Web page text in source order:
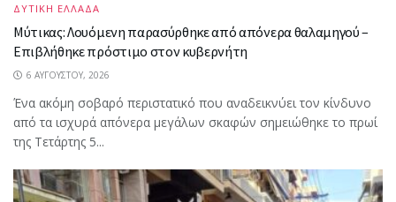
ΔΥΤΙΚΗ ΕΛΛΑΔΑ
Μύτικας: Λουόμενη παρασύρθηκε από απόνερα θαλαμηγού –
Επιβλήθηκε πρόστιμο στον κυβερνήτη
6 ΑΥΓΟΎΣΤΟΥ, 2026
Ένα ακόμη σοβαρό περιστατικό που αναδεικνύει τον κίνδυνο
από τα ισχυρά απόνερα μεγάλων σκαφών σημειώθηκε το πρωί
της Τετάρτης 5...